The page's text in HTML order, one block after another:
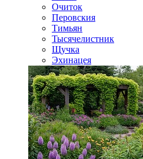
Очиток
Перовския
Тимьян
Тысячелистник
Щучка
Эхинацея